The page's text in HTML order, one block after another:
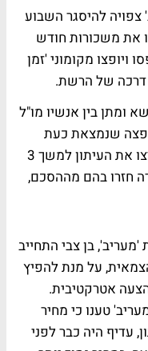
להיסגר השבוע
קיבלו את משכורות חודש
ויופצו מקומוני 'זמן
דרכה של הרשת.
ומתן בין אנשיו מו"ל
שנמצאת כעת
בשליטת נאמנים, על פיילוט שבו יפיצו את העיתון למשך 3
החברה חזרו בהם מההסכם,
בן צבי התחייב
על מנת להפיץ
אטרקטיבית.
טענו כי מחיר
עדיף היה כבר לפני